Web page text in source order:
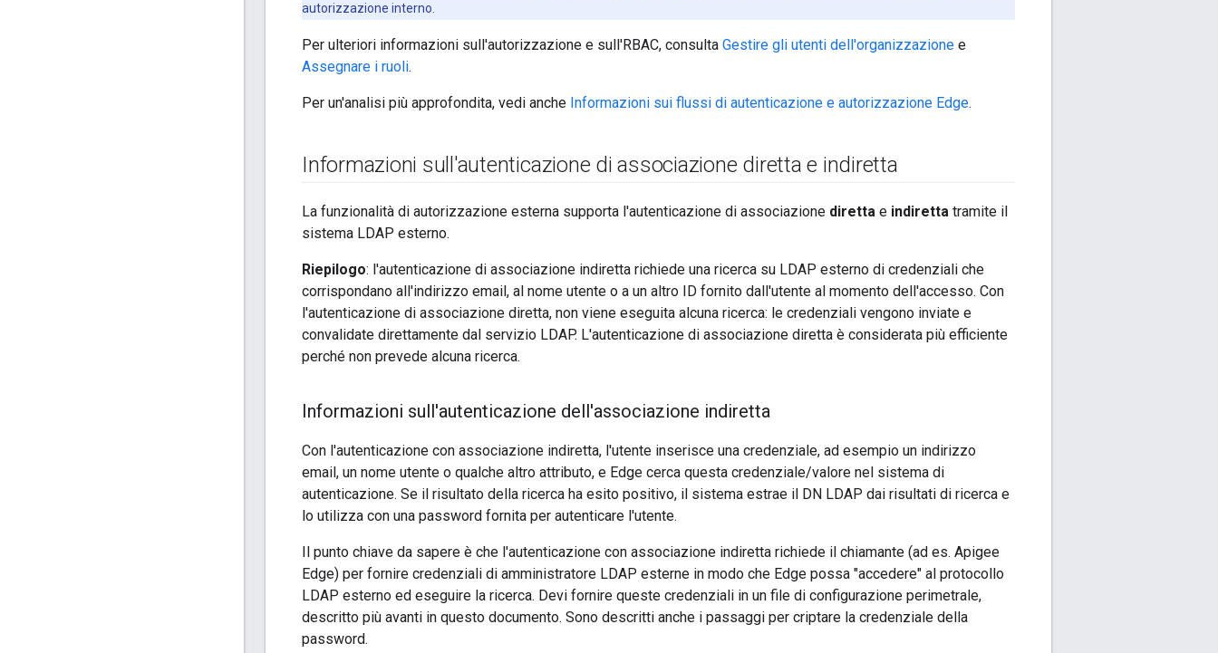
autorizzazione interno.
Per ulteriori informazioni sull'autorizzazione e sull'RBAC, consulta Gestire gli utenti dell'organizzazione e
Assegnare i ruoli.
Per un'analisi più approfondita, vedi anche Informazioni sui flussi di autenticazione e autorizzazione Edge.
Informazioni sull'autenticazione di associazione diretta e indiretta
La funzionalità di autorizzazione esterna supporta l'autenticazione di associazione diretta e indiretta tramite il
sistema LDAP esterno.
Riepilogo: l'autenticazione di associazione indiretta richiede una ricerca su LDAP esterno di credenziali che
corrispondano all'indirizzo email, al nome utente o a un altro ID fornito dall'utente al momento dell'accesso. Con
l'autenticazione di associazione diretta, non viene eseguita alcuna ricerca: le credenziali vengono inviate e
convalidate direttamente dal servizio LDAP. L'autenticazione di associazione diretta è considerata più efficiente
perché non prevede alcuna ricerca.
Informazioni sull'autenticazione dell'associazione indiretta
Con l'autenticazione con associazione indiretta, l'utente inserisce una credenziale, ad esempio un indirizzo
email, un nome utente o qualche altro attributo, e Edge cerca questa credenziale/valore nel sistema di
autenticazione. Se il risultato della ricerca ha esito positivo, il sistema estrae il DN LDAP dai risultati di ricerca e
lo utilizza con una password fornita per autenticare l'utente.
Il punto chiave da sapere è che l'autenticazione con associazione indiretta richiede il chiamante (ad es. Apigee
Edge) per fornire credenziali di amministratore LDAP esterne in modo che Edge possa "accedere" al protocollo
LDAP esterno ed eseguire la ricerca. Devi fornire queste credenziali in un file di configurazione perimetrale,
descritto più avanti in questo documento. Sono descritti anche i passaggi per criptare la credenziale della
password.